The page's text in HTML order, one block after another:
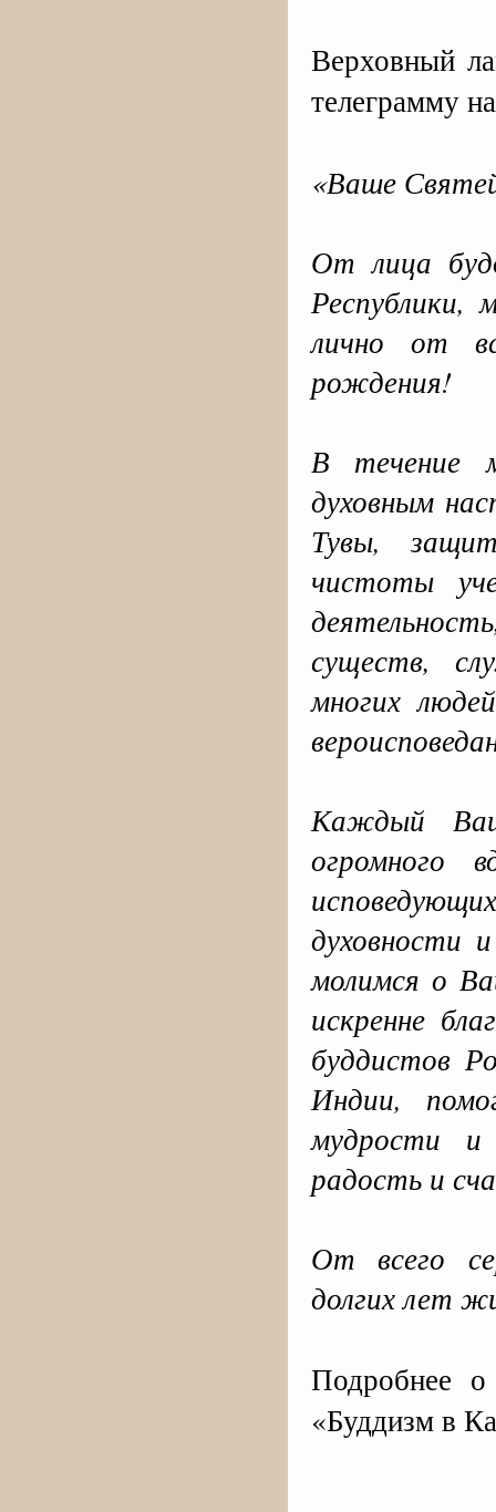
Верховный
телеграмму
«Ваше
От лица
Республики,
лично от
рождения!
В течение
духовным
Тувы,
чистоты
существ,
многих
Каждый
огромного
духовности
молимся о
искренне
буддистов
Индии,
мудрости и
радость и
От всего
долгих лет
Подробнее о
«Буддизм в